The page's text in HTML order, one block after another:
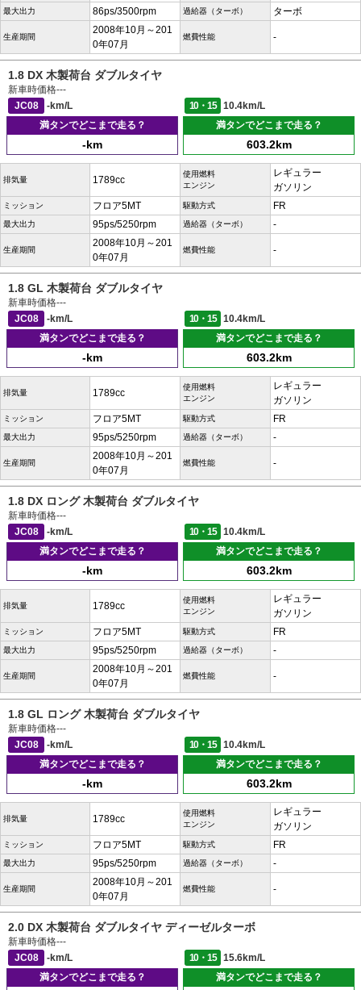
最大出力 86ps/3500rpm 過給器（ターボ） ターボ
生産期間
2008年10月～201
0年07月
燃費性能 -
1.8 DX 木製荷台 ダブルタイヤ
新車時価格---
JC08
-km/L 10・15
10.4km/L
満タンでどこまで走る？
-km
満タンでどこまで走る？
603.2km
排気量 1789cc
使用燃料
エンジン
レギュラー
ガソリン
ミッション フロア5MT 駆動方式 FR
最大出力 95ps/5250rpm 過給器（ターボ） -
生産期間
2008年10月～201
0年07月
燃費性能 -
1.8 GL 木製荷台 ダブルタイヤ
新車時価格---
JC08
-km/L 10・15
10.4km/L
満タンでどこまで走る？
-km
満タンでどこまで走る？
603.2km
排気量 1789cc
使用燃料
エンジン
レギュラー
ガソリン
ミッション フロア5MT 駆動方式 FR
最大出力 95ps/5250rpm 過給器（ターボ） -
生産期間
2008年10月～201
0年07月
燃費性能 -
1.8 DX ロング 木製荷台 ダブルタイヤ
新車時価格---
JC08
-km/L 10・15
10.4km/L
満タンでどこまで走る？
-km
満タンでどこまで走る？
603.2km
排気量 1789cc
使用燃料
エンジン
レギュラー
ガソリン
ミッション フロア5MT 駆動方式 FR
最大出力 95ps/5250rpm 過給器（ターボ） -
生産期間
2008年10月～201
0年07月
燃費性能 -
1.8 GL ロング 木製荷台 ダブルタイヤ
新車時価格---
JC08
-km/L 10・15
10.4km/L
満タンでどこまで走る？
-km
満タンでどこまで走る？
603.2km
排気量 1789cc
使用燃料
エンジン
レギュラー
ガソリン
ミッション フロア5MT 駆動方式 FR
最大出力 95ps/5250rpm 過給器（ターボ） -
生産期間
2008年10月～201
0年07月
燃費性能 -
2.0 DX 木製荷台 ダブルタイヤ ディーゼルターボ
新車時価格---
JC08
-km/L 10・15
15.6km/L
満タンでどこまで走る？
満タンでどこまで走る？